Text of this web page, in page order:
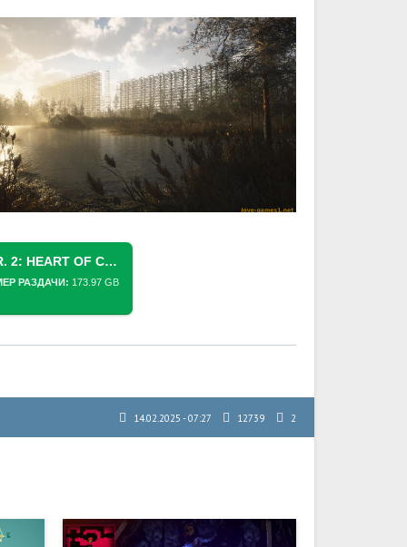
СКАЧАТЬ ТОРРЕНТ S.T.A.L.K.E.R. 2: HEART OF CHORNOBYL (2024) PC (1.9 + 3 DLC) [PORTABLE]
РАЗДАЧИ: 173.97 GB
14.02.2025 - 07:27 12739 2